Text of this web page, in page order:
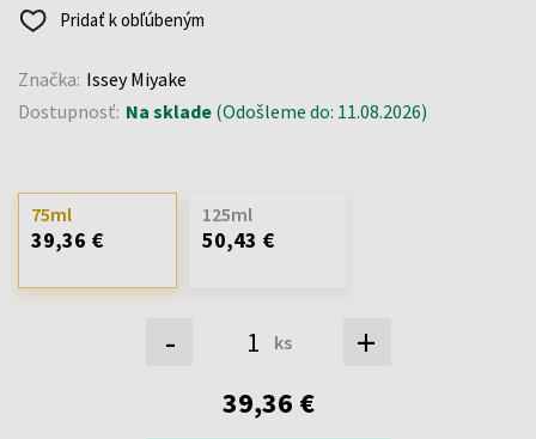
Pridať k obľúbeným
Značka: Issey Miyake
Dostupnosť: Na sklade (Odošleme do: 11.08.2026)
- ks +
75ml
39,36 €
125ml
50,43 €
39,36 €